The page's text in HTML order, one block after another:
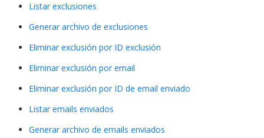
Listar exclusiones
Generar archivo de exclusiones
Eliminar exclusión por ID exclusión
Eliminar exclusión por email
Eliminar exclusión por ID de email enviado
Listar emails enviados
Generar archivo de emails enviados